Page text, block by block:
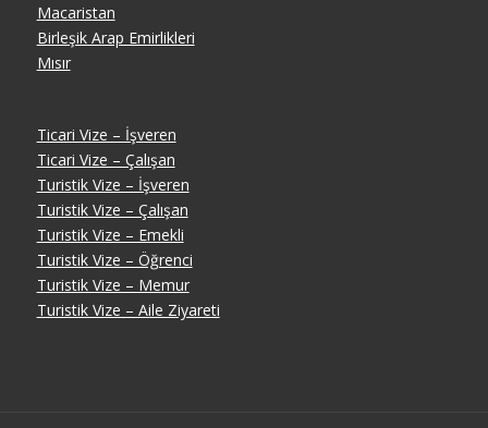
Macaristan
Birleşik Arap Emirlikleri
Mısır
Ticari Vize – İşveren
Ticari Vize – Çalışan
Turistik Vize – İşveren
Turistik Vize – Çalışan
Turistik Vize – Emekli
Turistik Vize – Öğrenci
Turistik Vize – Memur
Turistik Vize – Aile Ziyareti